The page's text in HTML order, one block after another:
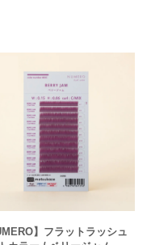
】フラットラッシュ